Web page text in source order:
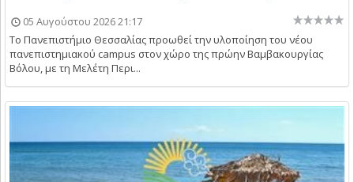
05 Αυγούστου 2026 21:17
Το Πανεπιστήμιο Θεσσαλίας προωθεί την υλοποίηση του νέου
πανεπιστημιακού campus στον χώρο της πρώην Βαμβακουργίας
Βόλου, με τη Μελέτη Περι...